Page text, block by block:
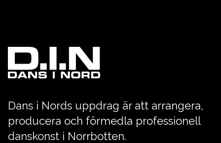
Dans i Nords uppdrag är att arrangera,
producera och förmedla professionell
danskonst i Norrbotten.